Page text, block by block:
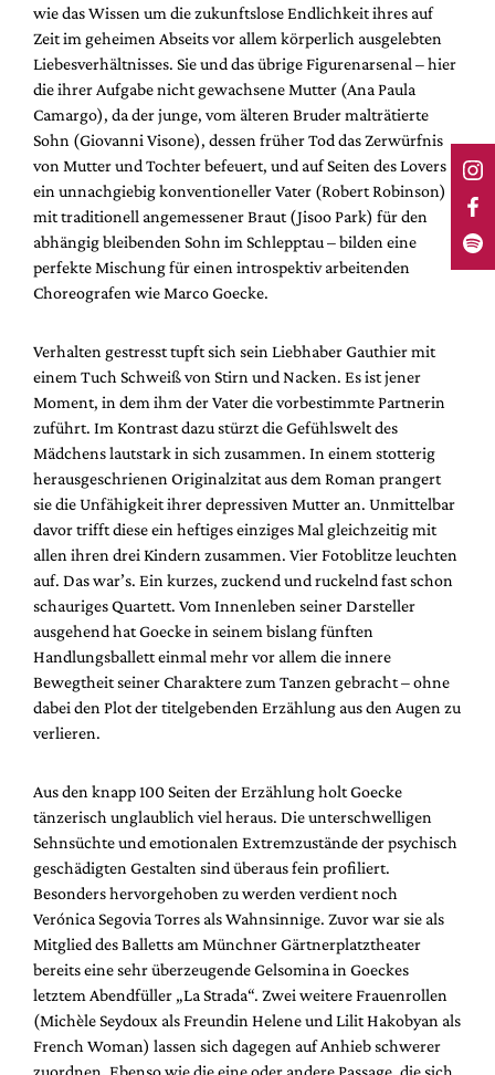
wie das Wissen um die zukunftslose Endlichkeit ihres auf
Zeit im geheimen Abseits vor allem körperlich ausgelebten
Liebesverhältnisses. Sie und das übrige Figurenarsenal – hier
die ihrer Aufgabe nicht gewachsene Mutter (Ana Paula
Camargo), da der junge, vom älteren Bruder malträtierte
Sohn (Giovanni Visone), dessen früher Tod das Zerwürfnis
von Mutter und Tochter befeuert, und auf Seiten des Lovers
ein unnachgiebig konventioneller Vater (Robert Robinson)
mit traditionell angemessener Braut (Jisoo Park) für den
abhängig bleibenden Sohn im Schlepptau – bilden eine
perfekte Mischung für einen introspektiv arbeitenden
Choreografen wie Marco Goecke.
Verhalten gestresst tupft sich sein Liebhaber Gauthier mit
einem Tuch Schweiß von Stirn und Nacken. Es ist jener
Moment, in dem ihm der Vater die vorbestimmte Partnerin
zuführt. Im Kontrast dazu stürzt die Gefühlswelt des
Mädchens lautstark in sich zusammen. In einem stotterig
herausgeschrienen Originalzitat aus dem Roman prangert
sie die Unfähigkeit ihrer depressiven Mutter an. Unmittelbar
davor trifft diese ein heftiges einziges Mal gleichzeitig mit
allen ihren drei Kindern zusammen. Vier Fotoblitze leuchten
auf. Das war’s. Ein kurzes, zuckend und ruckelnd fast schon
schauriges Quartett. Vom Innenleben seiner Darsteller
ausgehend hat Goecke in seinem bislang fünften
Handlungsballett einmal mehr vor allem die innere
Bewegtheit seiner Charaktere zum Tanzen gebracht – ohne
dabei den Plot der titelgebenden Erzählung aus den Augen zu
verlieren.
Aus den knapp 100 Seiten der Erzählung holt Goecke
tänzerisch unglaublich viel heraus. Die unterschwelligen
Sehnsüchte und emotionalen Extremzustände der psychisch
geschädigten Gestalten sind überaus fein profiliert.
Besonders hervorgehoben zu werden verdient noch
Verónica Segovia Torres als Wahnsinnige. Zuvor war sie als
Mitglied des Balletts am Münchner Gärtnerplatztheater
bereits eine sehr überzeugende Gelsomina in Goeckes
letztem Abendfüller „La Strada“. Zwei weitere Frauenrollen
(Michèle Seydoux als Freundin Helene und Lilit Hakobyan als
French Woman) lassen sich dagegen auf Anhieb schwerer